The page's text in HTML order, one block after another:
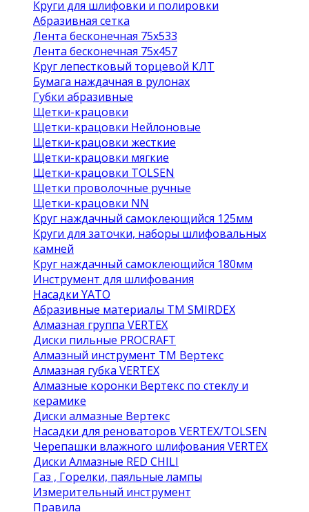
Круги для шлифовки и полировки
Абразивная сетка
Лента бесконечная 75х533
Лента бесконечная 75х457
Круг лепестковый торцевой КЛТ
Бумага наждачная в рулонах
Губки абразивные
Щетки-крацовки
Щетки-крацовки Нейлоновые
Щетки-крацовки жесткие
Щетки-крацовки мягкие
Щетки-крацовки TOLSEN
Щетки проволочные ручные
Щетки-крацовки NN
Круг наждачный самоклеющийся 125мм
Круги для заточки, наборы шлифовальных
камней
Круг наждачный самоклеющийся 180мм
Инструмент для шлифования
Насадки YATO
Абразивные материалы ТМ SMIRDEX
Алмазная группа VERTEX
Диски пильные PROCRAFT
Алмазный инструмент ТМ Вертекс
Алмазная губка VERTEX
Алмазные коронки Вертекс по стеклу и
керамике
Диски алмазные Вертекс
Насадки для реноваторов VERTEX/TOLSEN
Черепашки влажного шлифования VERTEX
Диски Алмазные RED CHILI
Газ , Горелки, паяльные лампы
Измерительный инструмент
Правила